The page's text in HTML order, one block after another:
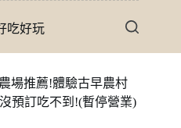
吃好玩
場推薦!體驗古早農村
預訂吃不到!(暫停營業)